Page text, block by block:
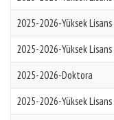
2025-2026-Yüksek Lisans
2025-2026-Yüksek Lisans
2025-2026-Doktora
2025-2026-Yüksek Lisans